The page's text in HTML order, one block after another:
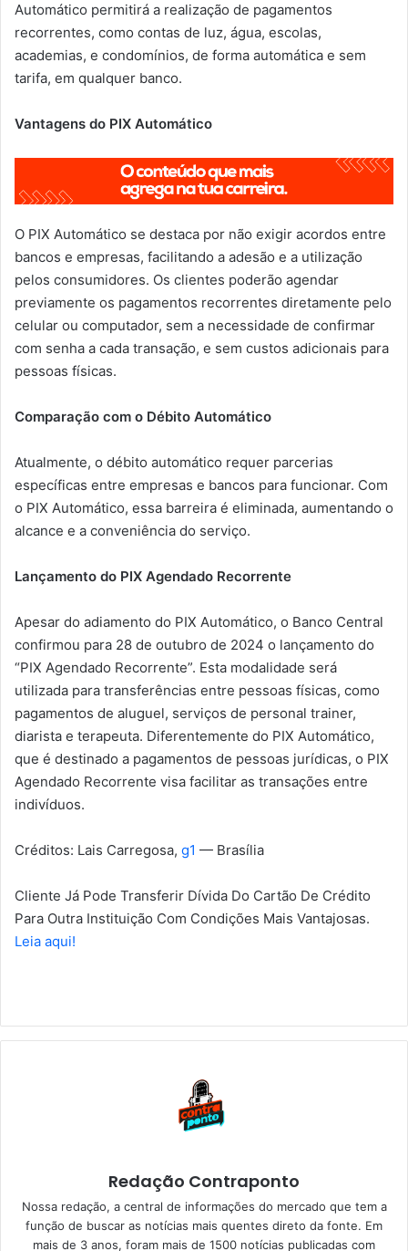
Automático permitirá a realização de pagamentos
recorrentes, como contas de luz, água, escolas,
academias, e condomínios, de forma automática e sem
tarifa, em qualquer banco.
Vantagens do PIX Automático
O PIX Automático se destaca por não exigir acordos entre
bancos e empresas, facilitando a adesão e a utilização
pelos consumidores. Os clientes poderão agendar
previamente os pagamentos recorrentes diretamente pelo
celular ou computador, sem a necessidade de confirmar
com senha a cada transação, e sem custos adicionais para
pessoas físicas.
Comparação com o Débito Automático
Atualmente, o débito automático requer parcerias
específicas entre empresas e bancos para funcionar. Com
o PIX Automático, essa barreira é eliminada, aumentando o
alcance e a conveniência do serviço.
Lançamento do PIX Agendado Recorrente
Apesar do adiamento do PIX Automático, o Banco Central
confirmou para 28 de outubro de 2024 o lançamento do
“PIX Agendado Recorrente”. Esta modalidade será
utilizada para transferências entre pessoas físicas, como
pagamentos de aluguel, serviços de personal trainer,
diarista e terapeuta. Diferentemente do PIX Automático,
que é destinado a pagamentos de pessoas jurídicas, o PIX
Agendado Recorrente visa facilitar as transações entre
indivíduos.
Créditos: Lais Carregosa, g1 — Brasília
Cliente Já Pode Transferir Dívida Do Cartão De Crédito
Para Outra Instituição Com Condições Mais Vantajosas.
Leia aqui!
Redação Contraponto
Nossa redação, a central de informações do mercado que tem a
função de buscar as notícias mais quentes direto da fonte. Em
mais de 3 anos, foram mais de 1500 notícias publicadas com